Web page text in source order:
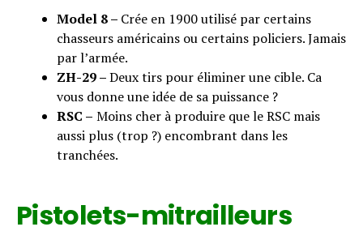
Model 8 – Crée en 1900 utilisé par certains
chasseurs américains ou certains policiers. Jamais
par l’armée.
ZH-29 –Deux tirs pour éliminer une cible. Ca
vous donne une idée de sa puissance ?
RSC – Moins cher à produire que le RSC mais
aussi plus (trop ?) encombrant dans les
tranchées.
Pistolets-mitrailleurs